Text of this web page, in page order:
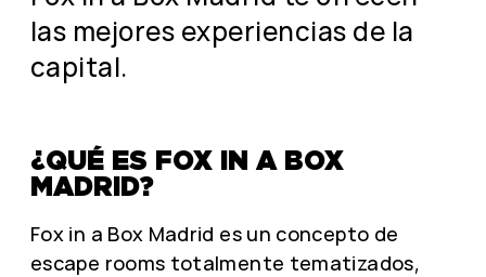
las mejores experiencias de la
capital.
¿QUÉ ES FOX IN A BOX
MADRID?
Fox in a Box Madrid es un concepto de
escape rooms totalmente tematizados,